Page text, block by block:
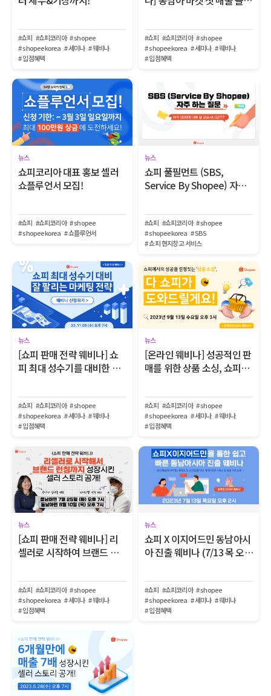
#쇼피 #쇼피코리아 # shopee
# shopeekorea # 세미나 # 웨비나
# 입점혜택
#쇼피 #쇼피코리아 # shopee
# shopeekorea # 세미나 # 웨비나
# 입점혜택
뉴스
쇼피코리아 대표 홍보 셀러
쇼플루언서 모집!
#쇼피 #쇼피코리아 # shopee
# shopeekorea # 쇼플루언서
뉴스
쇼피 풀필먼트 (SBS,
Service By Shopee) 자주
#쇼피 #쇼피코리아 # shopee
# shopeekorea # SBS
# 쇼피 현지창고 서비스
뉴스
[쇼피 판매 전략 웨비나] 쇼
피 최대 성수기를 대비한 마
#쇼피 #쇼피코리아 # shopee
# shopeekorea # 세미나 # 웨비나
# 입점혜택
뉴스
[온라인 웨비나] 성공적인 판
매를 위한 상품 소싱, 쇼피가
#쇼피 #쇼피코리아 # shopee
# shopeekorea # 세미나 # 웨비나
# 입점혜택
뉴스
[쇼피 판매 전략 웨비나] 리
셀러로 시작하여 브랜드 런
#쇼피 #쇼피코리아 # shopee
# shopeekorea # 세미나 # 웨비나
# 입점혜택
뉴스
쇼피 X 이지어드민 동남아시
아 진출 웨비나 (7/13 목 오후
#쇼피 #쇼피코리아 # shopee
# shopeekorea # 세미나 # 웨비나
# 입점혜택